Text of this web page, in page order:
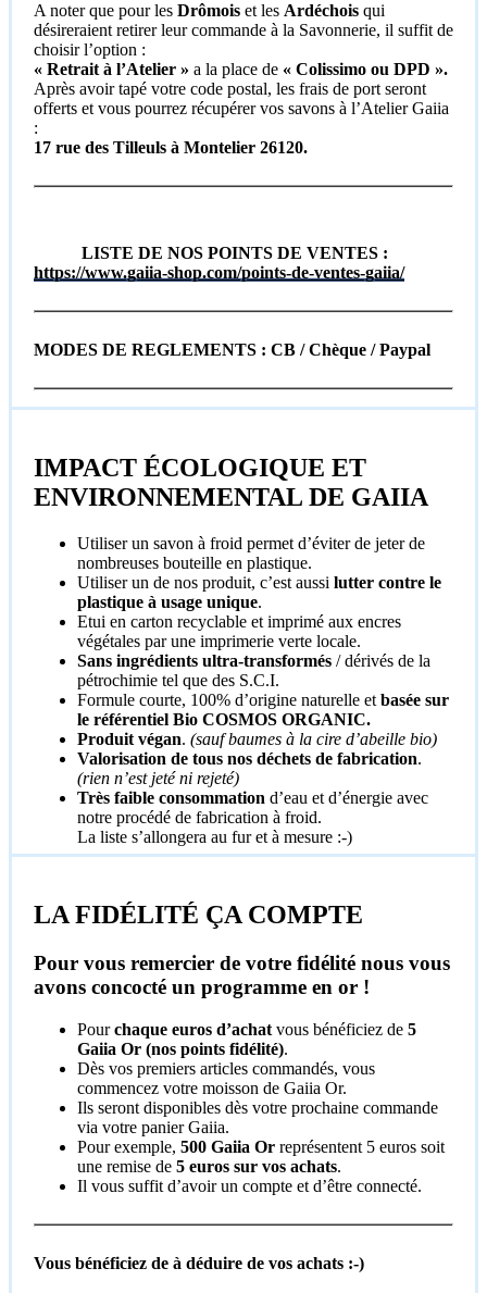
A noter que pour les Drômois et les Ardéchois qui
désireraient retirer leur commande à la Savonnerie, il suffit de
choisir l’option :
« Retrait à l’Atelier » a la place de « Colissimo ou DPD ».
Après avoir tapé votre code postal, les frais de port seront
offerts et vous pourrez récupérer vos savons à l’Atelier Gaiia
:
17 rue des Tilleuls à Montelier 26120.
LISTE DE NOS POINTS DE VENTES :
https://www.gaiia-shop.com/points-de-ventes-gaiia/
MODES DE REGLEMENTS : CB / Chèque / Paypal
IMPACT ÉCOLOGIQUE ET
ENVIRONNEMENTAL DE GAIIA
Utiliser un savon à froid permet d’éviter de jeter de
nombreuses bouteille en plastique.
Utiliser un de nos produit, c’est aussi lutter contre le
plastique à usage unique.
Etui en carton recyclable et imprimé aux encres
végétales par une imprimerie verte locale.
Sans ingrédients ultra-transformés / dérivés de la
pétrochimie tel que des S.C.I.
Formule courte, 100% d’origine naturelle et basée sur
le référentiel Bio COSMOS ORGANIC.
Produit végan. (sauf baumes à la cire d’abeille bio)
Valorisation de tous nos déchets de fabrication.
(rien n’est jeté ni rejeté)
Très faible consommation d’eau et d’énergie avec
notre procédé de fabrication à froid.
La liste s’allongera au fur et à mesure :-)
LA FIDÉLITÉ ÇA COMPTE
Pour vous remercier de votre fidélité nous vous
avons concocté un programme en or !
Pourchaque euros d’achat vous bénéficiez de 5
Gaiia Or (nos points fidélité).
Dès vos premiers articles commandés, vous
commencez votre moisson de Gaiia Or.
Ils seront disponibles dès votre prochaine commande
via votre panier Gaiia.
Pour exemple, 500 Gaiia Or représentent 5 euros soit
une remise de 5 euros sur vos achats.
Il vous suffit d’avoir un compte et d’être connecté.
Vous bénéficiez de à déduire de vos achats :-)